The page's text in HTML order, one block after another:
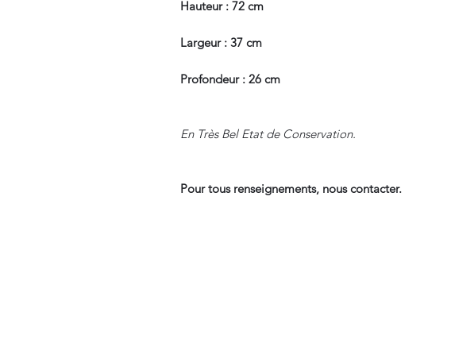
Hauteur : 72 cm
Largeur : 37 cm
Profondeur : 26 cm
En Très Bel Etat de Conservation.
Pour tous renseignements, nous contacter.